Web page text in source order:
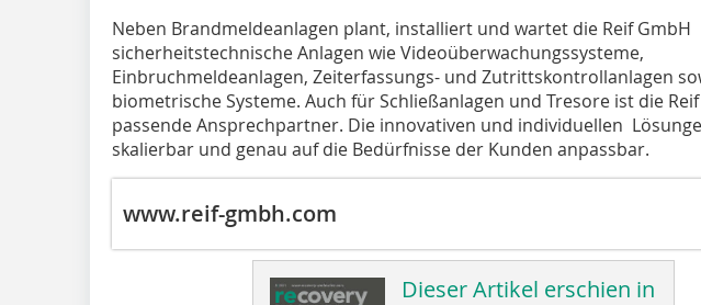
Neben Brandmeldeanlagen plant, installiert und wartet die Reif GmbH
sicherheitstechnische Anlagen wie Videoüberwachungssysteme,
Einbruchmeldeanlagen, Zeiterfassungs- und Zutrittskontrollanlagen
biometrische Systeme. Auch für Schließanlagen und Tresore ist die
passende Ansprechpartner. Die innovativen und individuellen
skalierbar und genau auf die Bedürfnisse der Kunden anpassbar.
www.reif-gmbh.com
Dieser Artikel erschien in